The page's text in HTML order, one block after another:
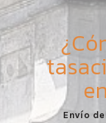
Envío